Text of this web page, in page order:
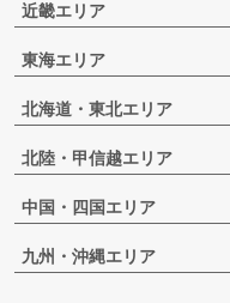
近畿エリア
東海エリア
北海道・東北エリア
北陸・甲信越エリア
中国・四国エリア
九州・沖縄エリア